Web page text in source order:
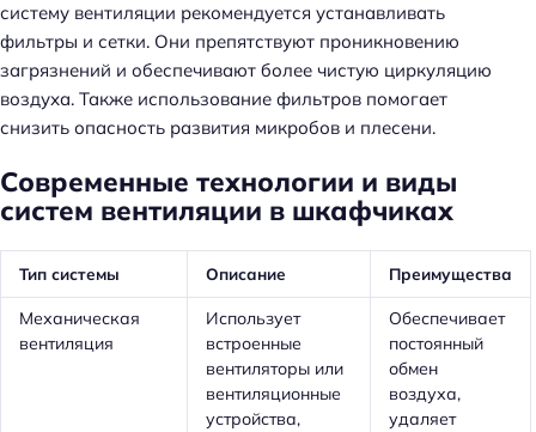
систему вентиляции рекомендуется устанавливать
фильтры и сетки. Они препятствуют проникновению
загрязнений и обеспечивают более чистую циркуляцию
воздуха. Также использование фильтров помогает
снизить опасность развития микробов и плесени.
Современные технологии и виды
систем вентиляции в шкафчиках
Тип системы Описание Преимущества
Механическая
вентиляция
Использует
встроенные
вентиляторы или
вентиляционные
устройства,
Обеспечивает
постоянный
обмен
воздуха,
удаляет